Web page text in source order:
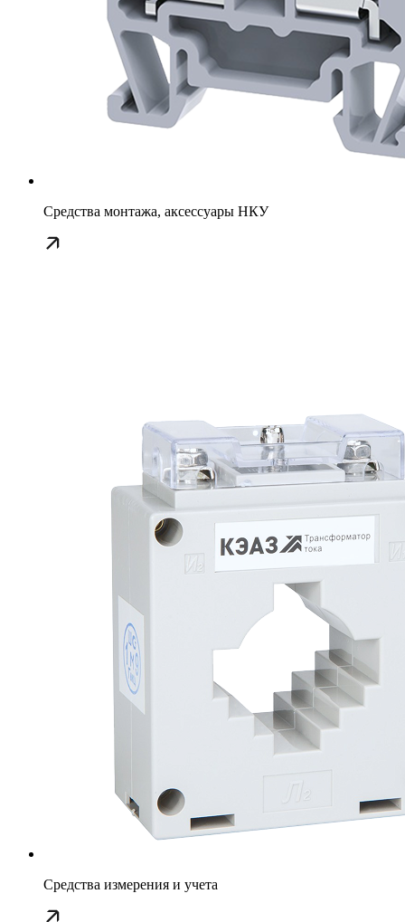
Средства монтажа, аксессуары НКУ
Средства измерения и учета